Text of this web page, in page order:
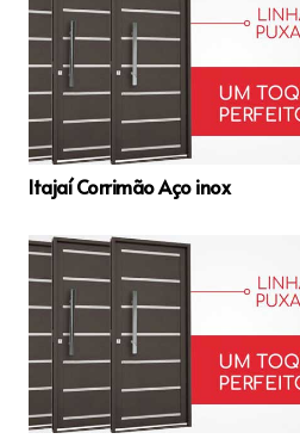
Itajaí Corrimão Aço inox